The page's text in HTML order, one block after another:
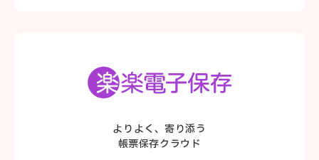
よりよく、寄り添う
帳票保存クラウド